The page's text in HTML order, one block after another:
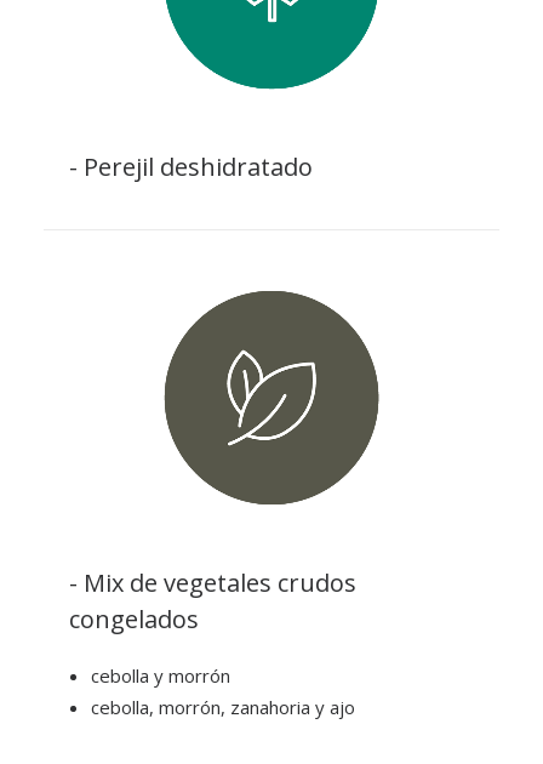
- Perejil deshidratado
- Mix de vegetales crudos
congelados
cebolla y morrón
cebolla, morrón, zanahoria y ajo